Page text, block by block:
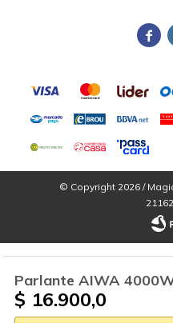
Parlante AIWA
$ 16.900,0

© Copyright 2026 /